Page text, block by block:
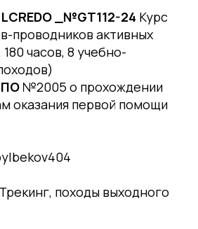
_№GT112-24 Курс
проводников активных
часов, 8 учебно-
№2005 о прохождении
оказания первой помощи
походы выходного